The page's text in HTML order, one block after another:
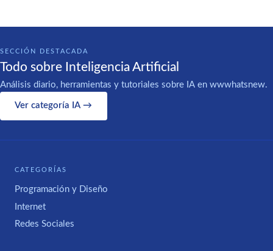
SECCIÓN DESTACADA
Todo sobre Inteligencia Artificial
Análisis diario, herramientas y tutoriales sobre IA en wwwhatsnew.
Ver categoría IA →
CATEGORÍAS
Programación y Diseño
Internet
Redes Sociales